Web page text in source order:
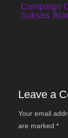
Campaign
Sukses
Leave a
Your email
are marked *